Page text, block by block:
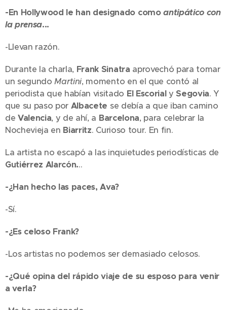
-En Hollywood le han designado comoantipático con
la prensa...
-Llevan razón.
Durante la charla, Frank Sinatra aprovechó para tomar
un segundoMartini, momento en el que contó al
periodista que habían visitado El Escorialy Segovia. Y
que su paso por Albacete se debía a que iban camino
deValencia, y de ahí, a Barcelona, para celebrar la
Nochevieja en Biarritz. Curioso tour. En fin.
La artista no escapó a las inquietudes periodísticas de
Gutiérrez Alarcón...
-¿Han hecho las paces, Ava?
-Sí.
-¿Es celoso Frank?
-Los artistas no podemos ser demasiado celosos.
-¿Qué opina del rápido viaje de su esposo para venir
a verla?